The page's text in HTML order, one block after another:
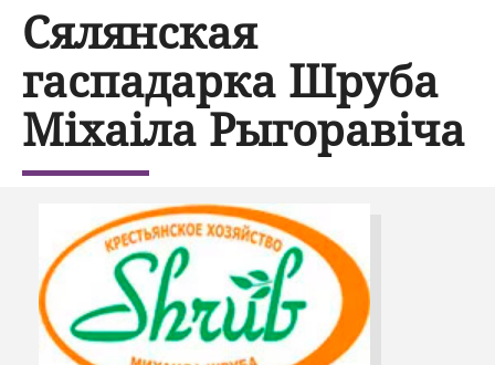
Сялянская
гаспадарка Шруба
Міхаіла Рыгоравіча